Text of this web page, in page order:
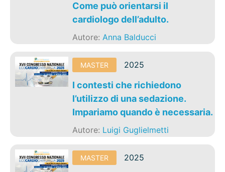
Come può orientarsi il
cardiologo dell’adulto.
Autore:Anna Balducci
MASTER 2025
I contesti che richiedono
l’utilizzo di una sedazione.
Impariamo quando è necessaria.
Autore: Luigi Guglielmetti
MASTER 2025